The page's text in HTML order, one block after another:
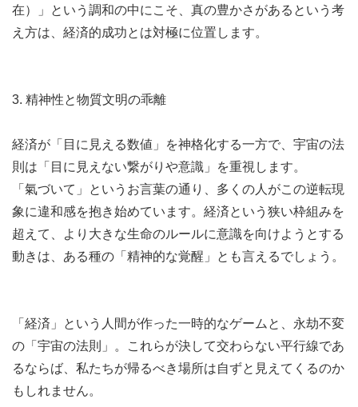
在）」という調和の中にこそ、真の豊かさがあるという考
え方は、経済的成功とは対極に位置します。
3. 精神性と物質文明の乖離
経済が「目に見える数値」を神格化する一方で、宇宙の法
則は「目に見えない繋がりや意識」を重視します。
「氣づいて」というお言葉の通り、多くの人がこの逆転現
象に違和感を抱き始めています。経済という狭い枠組みを
超えて、より大きな生命のルールに意識を向けようとする
動きは、ある種の「精神的な覚醒」とも言えるでしょう。
「経済」という人間が作った一時的なゲームと、永劫不変
の「宇宙の法則」。これらが決して交わらない平行線であ
るならば、私たちが帰るべき場所は自ずと見えてくるのか
もしれません。